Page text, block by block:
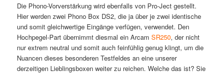
Die Phono-Vorverstärkung wird ebenfalls von Pro-Ject gestellt.
Hier werden zwei Phono Box DS2, die ja über je zwei identische
und somit gleichwertige Eingänge verfügen, verwendet. Den
Hochpegel-Part übernimmt diesmal ein Arcam SR250, der nicht
nur extrem neutral und somit auch feinfühlig genug klingt, um die
Nuancen dieses besonderen Testfeldes an eine unserer
derzeitigen Lieblingsboxen weiter zu reichen. Welche das ist? Sie